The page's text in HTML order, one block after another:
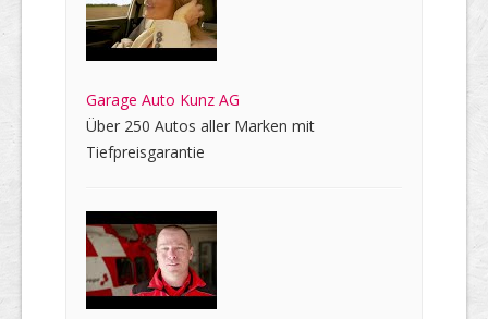
Garage Auto Kunz AG
Über 250 Autos aller Marken mit
Tiefpreisgarantie